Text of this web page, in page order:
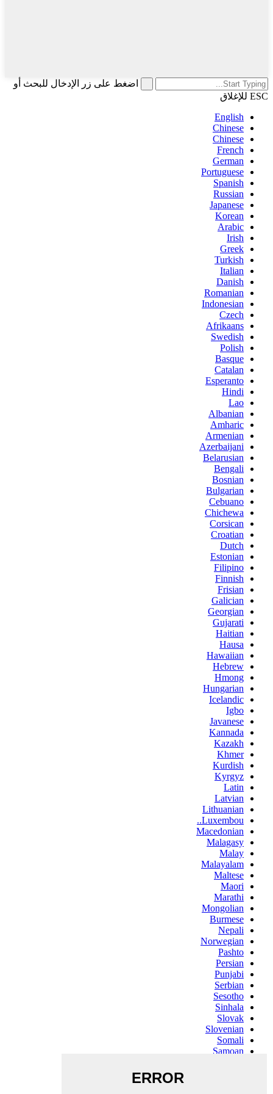
اضغط على زر الإدخال للبحث أو
ESC للإغلاق
English
Chinese
Chinese
French
German
Portuguese
Spanish
Russian
Japanese
Korean
Arabic
Irish
Greek
Turkish
Italian
Danish
Romanian
Indonesian
Czech
Afrikaans
Swedish
Polish
Basque
Catalan
Esperanto
Hindi
Lao
Albanian
Amharic
Armenian
Azerbaijani
Belarusian
Bengali
Bosnian
Bulgarian
Cebuano
Chichewa
Corsican
Croatian
Dutch
Estonian
Filipino
Finnish
Frisian
Galician
Georgian
Gujarati
Haitian
Hausa
Hawaiian
Hebrew
Hmong
Hungarian
Icelandic
Igbo
Javanese
Kannada
Kazakh
Khmer
Kurdish
Kyrgyz
Latin
Latvian
Lithuanian
Luxembou..
Macedonian
Malagasy
Malay
Malayalam
Maltese
Maori
Marathi
Mongolian
Burmese
Nepali
Norwegian
Pashto
Persian
Punjabi
Serbian
Sesotho
Sinhala
Slovak
Slovenian
Somali
Samoan